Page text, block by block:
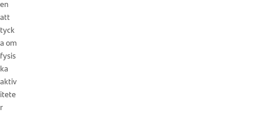
en
att
tyck
a om
fysis
ka
aktiv
itete
r